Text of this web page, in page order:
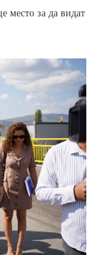
место за да видат